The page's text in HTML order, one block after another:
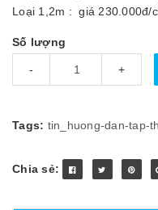
Loại 1,2m : giá 230.000đ/
Số lượng
- +
Tags: tin_huong-dan-tap-
Chia sẻ: